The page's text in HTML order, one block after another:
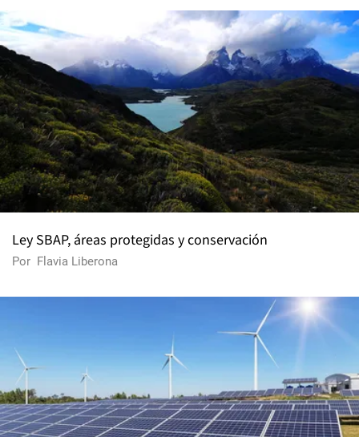
Ley SBAP, áreas protegidas y conservación
Por Flavia Liberona